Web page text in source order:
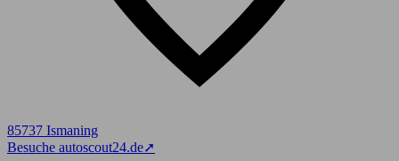
85737 Ismaning
Besuche autoscout24.de➚